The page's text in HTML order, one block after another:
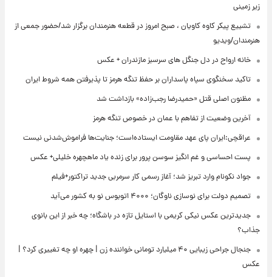
زیر زمینی
تشییع پیکر کاوه کاویان ، صبح امروز در قطعه هنرمندان برگزار شد/حضور جمعی از
هنرمندان/ویدیو
خانه ارواح در دل جنگل های سرسبز مازندران + عکس
تاکید سخنگوی سپاه پاسداران بر حفظ تنگه هرمز تا پذیرفتن همه شروط ایران
مظنون اصلی قتل «حمیدرضا رجب‌زاده» بازداشت شد
آخرین وضعیت از تفاهم با عمان در خصوص تنگه هرمز
عراقچی:ایران پای عهد مقاومت ایستاده‌است؛ جنایت‌ها فراموش‌شدنی نیست
پست احساسی و غم انگیز سوسن پرور برای زنده یاد ماهچهره خلیلی+ عکس
جواد نکونام وارد تبریز شد؛ آغاز رسمی کار سرمربی جدید تراکتور+فیلم
تصمیم دولت برای نوسازی ناوگان؛ ۴۰۰۰ اتوبوس نو به کشور می‌آید
جدیدترین عکس نیکی کریمی با استایل تازه در باشگاه؛ چه خبر از این بانوی
جذاب؟
جنجال جراحی زیبایی ۴۰ میلیارد تومانی خواننده زن | چهره او چه تغییری کرد؟ |
عکس